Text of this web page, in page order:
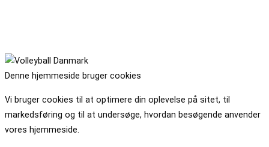
Denne hjemmeside bruger cookies
Vi bruger cookies til at optimere din oplevelse på sitet, til
markedsføring og til at undersøge, hvordan besøgende anvender
vores hjemmeside.